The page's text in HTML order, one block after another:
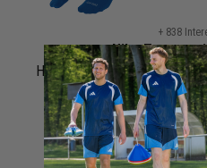
Nike
Herren Damen 3-teilig |
Blau
Grau
Schwarz
Anfang
der
Bildergalerie
springen
+ 838
30,79 €
Online-Preise können von